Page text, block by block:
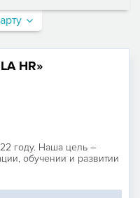
HR»
году. Наша цель –
обучении и развитии